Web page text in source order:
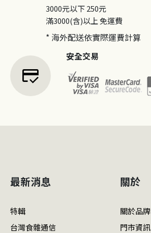
3000元以下250元
滿3000(含)以上免運費
* 海外配送依實際運費計算
credit_score
安全交易
最新消息
特輯
台灣食雜通信
關於
關於品牌
門市資訊